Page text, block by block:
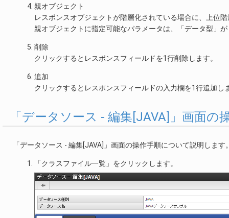
親オブジェクト
レスポンスオブジェクトが階層化されている場合に、上位
親オブジェクトに指定可能なパラメータは、「データ型」
削除
クリックするとレスポンスフィールドを1行削除します。
追加
クリックするとレスポンスフィールドの入力欄を1行追加し
「データソース - 編集[JAVA]」画面の
「データソース - 編集[JAVA]」画面の操作手順について説明します
「クラスファイル一覧」をクリックします。